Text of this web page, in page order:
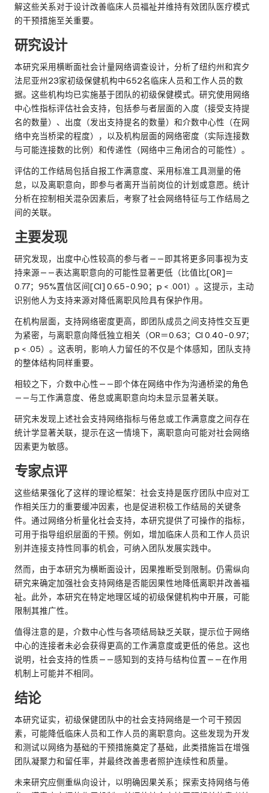
解这些关系对于设计改善临床人员福祉并维持有效团队医疗模式
的干预措施至关重要。
研究设计
本研究采用横断面社会计量网络调查设计，分析了纽约州和宾夕
法尼亚州23家初级保健机构中652名临床人员和工作人员的数
据。这些机构均已实施基于团队的初级保健模式。研究使用网络
中心性指标评估社会支持，包括参与者层面的入度（接受支持提
名的数量）、出度（发出支持提名的数量）和介数中心性（在网
络中充当桥梁的程度），以及机构层面的网络密度（实际连接数
与可能连接数的比例）和传递性（网络中三角闭合的可能性）。
评估的工作结局包括自报工作满意度、采用标准工具测量的倦
怠，以及离职意向，即参与者离开当前岗位的计划或意愿。统计
分析在控制相关混杂因素后，考察了社会网络特征与工作结局之
间的关联。
主要发现
研究发现，出度中心性较高的参与者——即其将更多同事视为支
持来源——表达离职意向的可能性显著更低（比值比[OR]＝
0.77；95%置信区间[CI] 0.65-0.90；p < .001）。这提示，主动
识别他人为支持来源对降低离职风险具有保护作用。
在机构层面，支持网络密度更高，即团队成员之间支持性交互更
为紧密，与离职意向降低独立相关（OR＝0.63；CI 0.40-0.97；
p < .05）。这表明，影响人力留任的不仅是个体感知，团队支持
的整体结构同样重要。
相较之下，介数中心性——即个体在网络中作为沟通桥梁的角色
——与工作满意度、倦怠或离职意向均未显示显著关联。
研究未发现上述社会支持网络指标与倦怠或工作满意度之间存在
统计学显著关联，提示在这一情境下，离职意向可能对社会网络
因素更为敏感。
专家点评
这些结果强化了这样的理论框架：社会支持是医疗团队中应对工
作相关压力的重要缓冲因素，也是促进积极工作结局的关键条
件。通过网络分析量化社会支持，本研究提供了可操作的指标，
可用于指导组织层面的干预。例如，增加临床人员和工作人员识
别并连接支持性同事的机会，可纳入团队发展实践中。
然而，由于本研究为横断面设计，因果推断受到限制。仍需纵向
研究来确定加强社会支持网络是否能因果性地降低离职并改善福
祉。此外，本研究在特定地理区域的初级保健机构中开展，可能
限制其推广性。
值得注意的是，介数中心性与各项结局缺乏关联，提示位于网络
中心的连接者未必会获得更高的工作满意度或更低的倦怠。这也
说明，社会支持的性质——感知到的支持与结构位置——在作用
机制上可能并不相同。
结论
本研究证实，初级保健团队中的社会支持网络是一个可干预因
素，可能降低临床人员和工作人员的离职意向。这些发现为开发
和测试以网络为基础的干预措施奠定了基础，此类措施旨在增强
团队凝聚力和留任率，并最终改善患者照护连续性和质量。
未来研究应侧重纵向设计，以明确因果关系；探索支持网络与倦